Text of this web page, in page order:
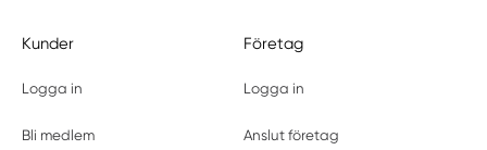
Kunder
Logga in
Bli medlem
Företag
Logga in
Anslut företag